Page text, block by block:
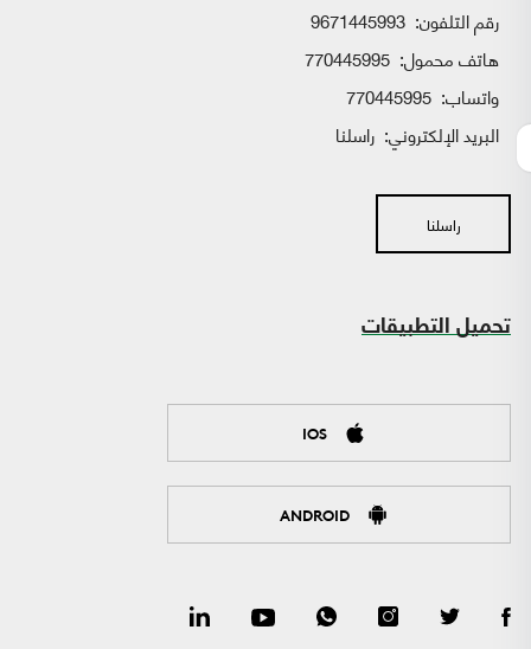
رقم التلفون: 9671445993
هاتف محمول: 770445995
واتساب:
البريد الإلكتروني: راسلنا
راسلنا
تحميل التطبيقات
IOS
ANDROID